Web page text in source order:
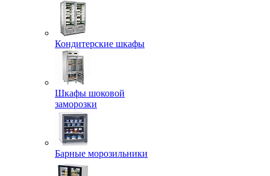
Кондитерские шкафы
Шкафы шоковой
заморозки
Барные морозильники